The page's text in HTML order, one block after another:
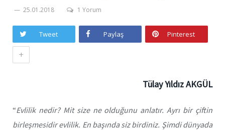
25.01.2018 1 Yorum
Tweet Paylaş Pinterest
+
Tülay Yıldız AKGÜL
“Evlilik nedir? Mit size ne olduğunu anlatır. Ayrı bir çiftin
birleşmesidir evlilik. En başında siz birdiniz. Şimdi dünyada